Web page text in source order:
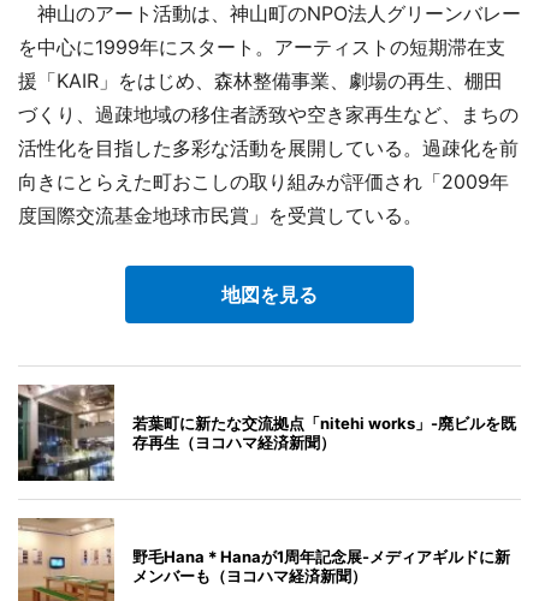
神山のアート活動は、神山町のNPO法人グリーンバレー
を中心に1999年にスタート。アーティストの短期滞在支
援「KAIR」をはじめ、森林整備事業、劇場の再生、棚田
づくり、過疎地域の移住者誘致や空き家再生など、まちの
活性化を目指した多彩な活動を展開している。過疎化を前
向きにとらえた町おこしの取り組みが評価され「2009年
度国際交流基金地球市民賞」を受賞している。
地図を見る
若葉町に新たな交流拠点「nitehi works」-廃ビルを既
存再生（ヨコハマ経済新聞）
野毛Hana＊Hanaが1周年記念展-メディアギルドに新
メンバーも（ヨコハマ経済新聞）